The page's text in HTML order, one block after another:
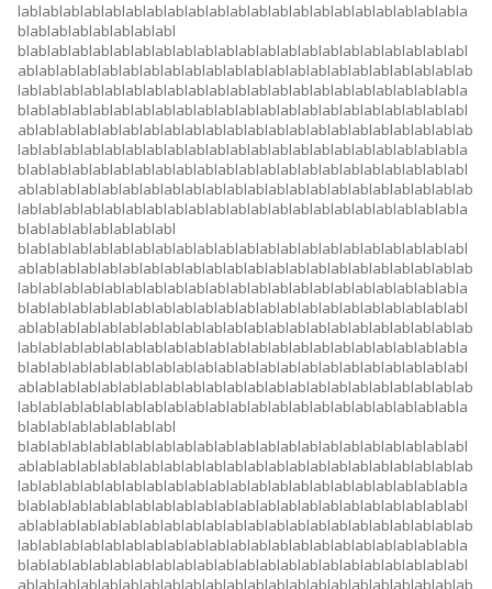
lablablablablablablablablablablablablablablablablablablablablabla
blablablablablablablabl
blablablablablablablablablablablablablablablablablablablablablabl
ablablablablablablablablablablablablablablablablablablablablablab
lablablablablablablablablablablablablablablablablablablablablabla
blablablablablablablablablablablablablablablablablablablablablabl
ablablablablablablablablablablablablablablablablablablablablablab
lablablablablablablablablablablablablablablablablablablablablabla
blablablablablablablablablablablablablablablablablablablablablabl
ablablablablablablablablablablablablablablablablablablablablablab
lablablablablablablablablablablablablablablablablablablablablabla
blablablablablablablabl
blablablablablablablablablablablablablablablablablablablablablabl
ablablablablablablablablablablablablablablablablablablablablablab
lablablablablablablablablablablablablablablablablablablablablabla
blablablablablablablablablablablablablablablablablablablablablabl
ablablablablablablablablablablablablablablablablablablablablablab
lablablablablablablablablablablablablablablablablablablablablabla
blablablablablablablablablablablablablablablablablablablablablabl
ablablablablablablablablablablablablablablablablablablablablablab
lablablablablablablablablablablablablablablablablablablablablabla
blablablablablablablabl
blablablablablablablablablablablablablablablablablablablablablabl
ablablablablablablablablablablablablablablablablablablablablablab
lablablablablablablablablablablablablablablablablablablablablabla
blablablablablablablablablablablablablablablablablablablablablabl
ablablablablablablablablablablablablablablablablablablablablablab
lablablablablablablablablablablablablablablablablablablablablabla
blablablablablablablablablablablablablablablablablablablablablabl
ablablablablablablablablablablablablablablablablablablablablablab